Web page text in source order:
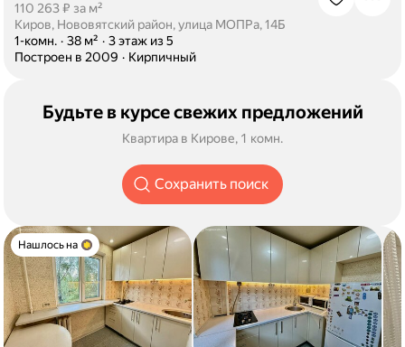
110 263 ₽ за м²
Киров, Нововятский район, улица МОПРа, 14Б
1-комн. · 38 м² · 3 этаж из 5
Построен в 2009 · Кирпичный
Будьте в курсе свежих предложений
Квартира в Кирове, 1 комн.
Сохранить поиск
Нашлось на